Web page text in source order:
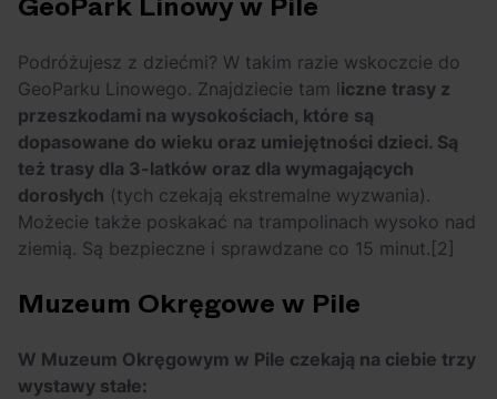
Podróżujesz z dziećmi? W takim razie wskoczcie do
GeoParku Linowego. Znajdziecie tam liczne trasy z
przeszkodami na wysokościach, które są
dopasowane do wieku oraz umiejętności dzieci. Są
też trasy dla 3-latków oraz dla wymagających
dorosłych (tych czekają ekstremalne wyzwania).
Możecie także poskakać na trampolinach wysoko nad
ziemią. Są bezpieczne i sprawdzane co 15 minut. [2]
Muzeum Okręgowe w Pile
W Muzeum Okręgowym w Pile czekają na ciebie trzy
wystawy stałe: